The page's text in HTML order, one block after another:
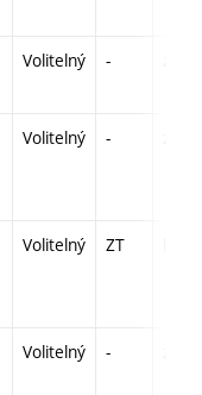
Volitelný -
Volitelný -
Volitelný ZT
Volitelný -